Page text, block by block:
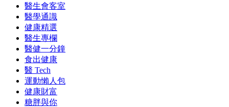
醫生會客室
醫學通識
健康精選
醫生專欄
醫健一分鐘
食出健康
醫 Tech
運動懶人包
健康財富
糖胖與你